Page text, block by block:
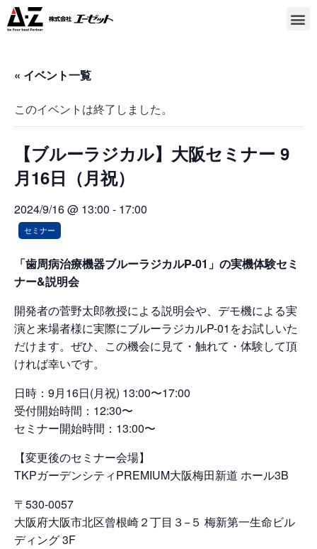
« イベント一覧
このイベントは終了しました。
【ブルーラジカル】大阪セミナー 9
月16日（月祝）
2024/9/16 @ 13:00 - 17:00
セミナー
「歯周病治療機器ブルーラジカルP-01」の実機体験セミ
ナー&説明会
開発者の菅野太郎教授による説明会や、デモ機による実
演と来場者様に実際にブルーラジカルP-01をお試しいた
だけます。ぜひ、この機会に見て・触れて・体験して頂
ければ幸いです。
日時：9月16日(月祝) 13:00〜17:00
受付開始時間：12:30〜
セミナー開始時間：13:00〜
【変更後のセミナー会場】
TKPガーデンシティPREMIUM大阪梅田新道 ホール3B
〒530-0057
大阪府大阪市北区曾根崎２丁目３−５ 梅新第一生命ビル
ディング 3F